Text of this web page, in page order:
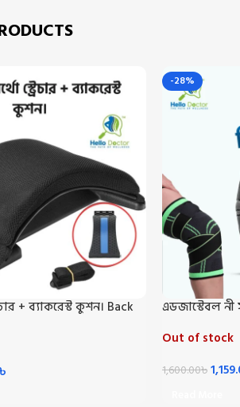
+ ব্যাকরেস্ট কুশন। Back
-28%
এডজাস্টেবল নী
Out of stock
1,600.00৳